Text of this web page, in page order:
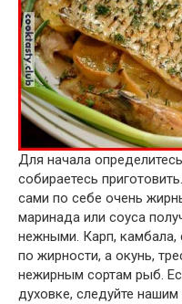
Для начала
собираетесь
сами по себе очень
маринада или соуса
нежными. Карп, камбала,
по жирности, а окунь,
нежирным сортам рыб.
духовке, следуйте